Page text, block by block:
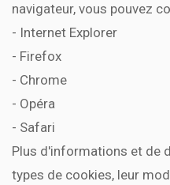
navigateur, vous pouvez
- Internet Explorer
- Firefox
- Chrome
- Opéra
- Safari
Plus d'informations et de
types de cookies, leur